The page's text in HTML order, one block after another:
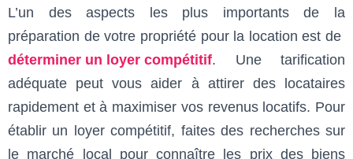
L’un des aspects les plus importants de la
préparation de votre propriété pour la location est de
déterminer un loyer compétitif. Une tarification
adéquate peut vous aider à attirer des locataires
rapidement et à maximiser vos revenus locatifs. Pour
établir un loyer compétitif, faites des recherches sur
le marché local pour connaître les prix des biens